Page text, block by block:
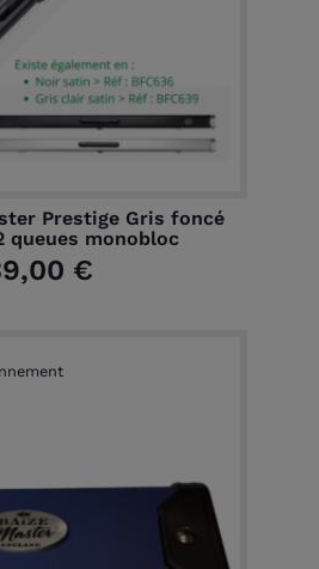
Prestige Gris foncé
queues monobloc
€